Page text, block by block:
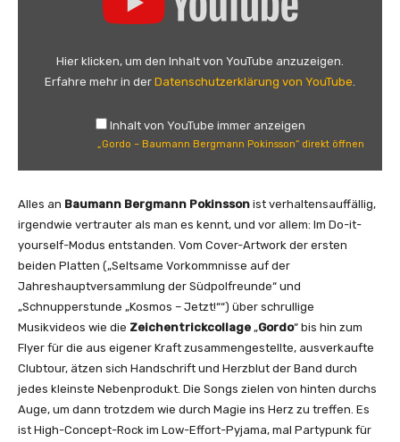
i
s
s
o
n
“
v
o
n
Y
o
u
T
a
n
n
B
e
g
m
a
n
n
P
Hier klicken, um den Inhalt von YouTube anzuzeigen.
Erfahre mehr in der Datenschutzerklärung von YouTube.
Inhalt von YouTube immer anzeigen
„Gordo – Baumann Bergmann Pokinsson“ direkt öffnen
Alles an Baumann Bergmann Pokinsson ist verhaltensauffällig,
irgendwie vertrauter als man es kennt, und vor allem: Im Do-it-
yourself-Modus entstanden. Vom Cover-Artwork der ersten
beiden Platten („Seltsame Vorkommnisse auf der
Jahreshauptversammlung der Südpolfreunde“ und
„Schnupperstunde „Kosmos – Jetzt!““) über schrullige
Musikvideos wie die Zeichentrickcollage „Gordo“ bis hin zum
Flyer für die aus eigener Kraft zusammengestellte, ausverkaufte
Clubtour, ätzen sich Handschrift und Herzblut der Band durch
jedes kleinste Nebenprodukt. Die Songs zielen von hinten durchs
Auge, um dann trotzdem wie durch Magie ins Herz zu treffen. Es
ist High-Concept-Rock im Low-Effort-Pyjama, mal Partypunk für